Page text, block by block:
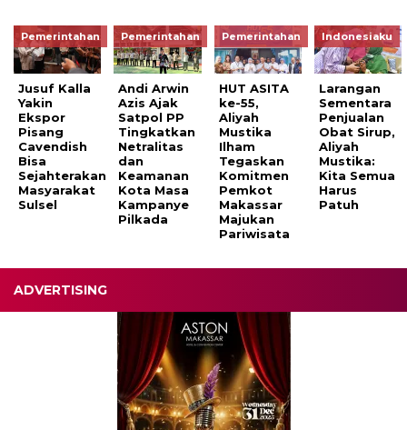
Pemerintahan
Jusuf Kalla
Yakin
Ekspor
Pisang
Cavendish
Bisa
Sejahterakan
Masyarakat
Sulsel
Pemerintahan
Andi Arwin
Azis Ajak
Satpol PP
Tingkatkan
Netralitas
dan
Keamanan
Kota Masa
Kampanye
Pilkada
Pemerintahan
HUT ASITA
ke-55,
Aliyah
Mustika
Ilham
Tegaskan
Komitmen
Pemkot
Makassar
Majukan
Pariwisata
Indonesiaku
Larangan
Sementara
Penjualan
Obat Sirup,
Aliyah
Mustika:
Kita Semua
Harus
Patuh
ADVERTISING